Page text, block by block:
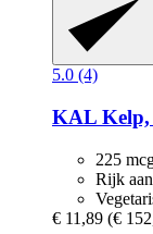
5.0 (4)
KAL Kelp,
225
Rijk
€ 11,89 (€